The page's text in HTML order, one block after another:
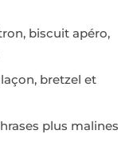
biscuit apéro,
bretzel et
plus malines